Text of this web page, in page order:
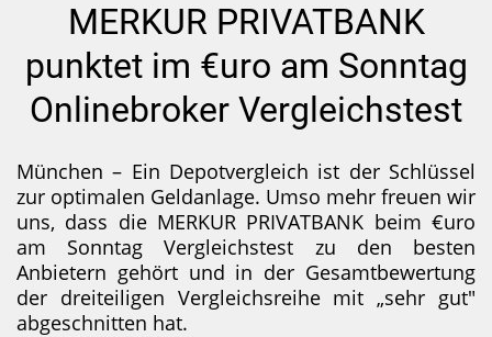
MERKUR PRIVATBANK
punktet im €uro am Sonntag
Onlinebroker Vergleichstest
München – Ein Depotvergleich ist der Schlüssel
zur optimalen Geldanlage. Umso mehr freuen wir
uns, dass die MERKUR PRIVATBANK beim €uro
am Sonntag Vergleichstest zu den besten
Anbietern gehört und in der Gesamtbewertung
der dreiteiligen Vergleichsreihe mit „sehr gut"
abgeschnitten hat.